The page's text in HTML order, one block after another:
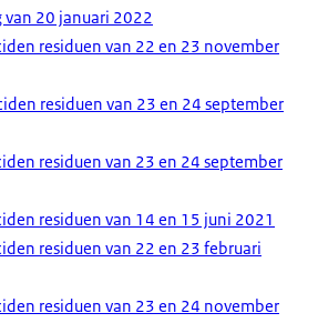
van 20 januari 2022
residuen van 22 en 23 november
residuen van 23 en 24 september
residuen van 23 en 24 september
residuen van 14 en 15 juni 2021
residuen van 22 en 23 februari
residuen van 23 en 24 november